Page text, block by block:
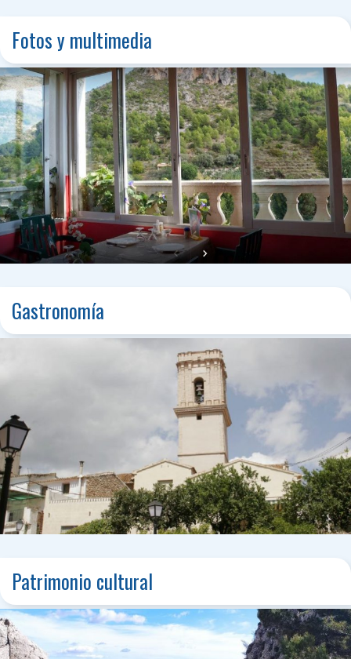
Fotos y multimedia
Gastronomía
Patrimonio cultural